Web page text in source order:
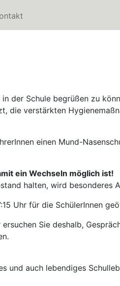
der Schule begrüßen zu
die verstärkten
einen Mund-
ein Wechseln möglich ist!
halten, wird besonderes
Uhr für die SchülerInnen
Sie deshalb,
und auch lebendiges